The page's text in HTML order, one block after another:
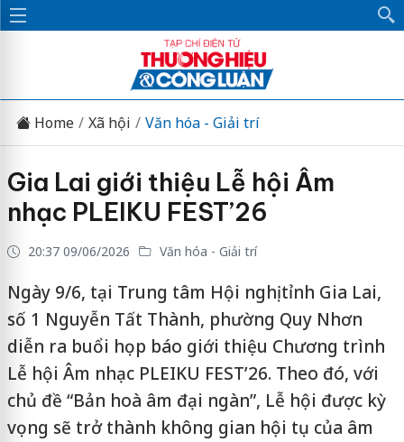
Home Xã hội Văn hóa - Giải trí
Gia Lai giới thiệu Lễ hội Âm
nhạc PLEIKU FEST’26
20:37 09/06/2026 Văn hóa - Giải trí
Ngày 9/6, tại Trung tâm Hội nghị tỉnh Gia Lai,
số 1 Nguyễn Tất Thành, phường Quy Nhơn
diễn ra buổi họp báo giới thiệu Chương trình
Lễ hội Âm nhạc PLEIKU FEST’26. Theo đó, với
chủ đề “Bản hoà âm đại ngàn”, Lễ hội được kỳ
vọng sẽ trở thành không gian hội tụ của âm